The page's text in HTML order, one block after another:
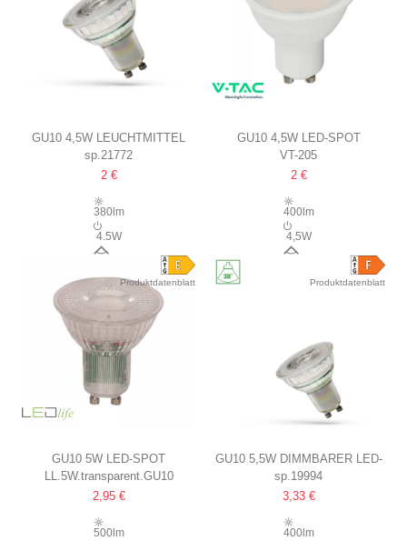
GU10 4,5W LEUCHTMITTEL
45° ABSTRAHLWINKEL
sp.21772
2 €
380lm
4.5W
GU10 4,5W LED-SPOT
6 JAHRE GARANTIE
VT-205
2 €
400lm
4,5W
Produktdatenblatt
GU10 5W LED-SPOT
GLAS, RA 93
LL.5W.transparent.GU10
2,95 €
500lm
Produktdatenblatt
GU10 5,5W DIMMBARER LED-
SPOT
sp.19994
3,33 €
400lm